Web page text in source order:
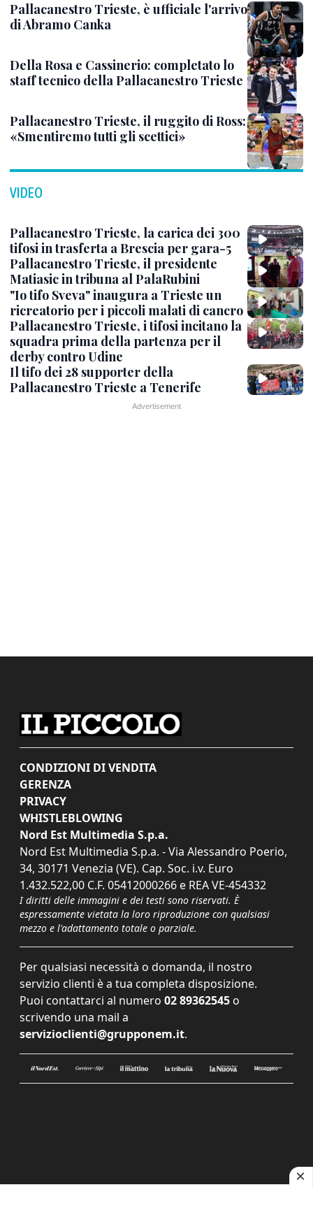
Pallacanestro Trieste, è ufficiale l'arrivo
di Abramo Canka
Della Rosa e Cassinerio: completato lo
staff tecnico della Pallacanestro Trieste
Pallacanestro Trieste, il ruggito di Ross:
«Smentiremo tutti gli scettici»
VIDEO
Pallacanestro Trieste, la carica dei 300
tifosi in trasferta a Brescia per gara-5
Pallacanestro Trieste, il presidente
Matiasic in tribuna al PalaRubini
"Io tifo Sveva" inaugura a Trieste un
ricreatorio per i piccoli malati di cancro
Pallacanestro Trieste, i tifosi incitano la
squadra prima della partenza per il
derby contro Udine
Il tifo dei 28 supporter della
Pallacanestro Trieste a Tenerife
CONDIZIONI DI VENDITA
GERENZA
PRIVACY
WHISTLEBLOWING
Nord Est Multimedia S.p.a.
Nord Est Multimedia S.p.a. - Via Alessandro Poerio,
34, 30171 Venezia (VE). Cap. Soc. i.v. Euro
1.432.522,00 C.F. 05412000266 e REA VE-454332
I diritti delle immagini e dei testi sono riservati. È
espressamente vietata la loro riproduzione con qualsiasi
mezzo e l'adattamento totale o parziale.
Per qualsiasi necessità o domanda, il nostro
servizio clienti è a tua completa disposizione.
Puoi contattarci al numero 02 89362545 o
scrivendo una mail a
servizioclienti@grupponem.it.